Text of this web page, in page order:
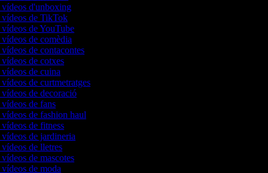
vídeos d'unboxing
vídeos de TikTok
vídeos de YouTube
vídeos de comèdia
vídeos de contacontes
vídeos de cotxes
vídeos de cuina
vídeos de curtmetratges
vídeos de decoració
vídeos de fans
vídeos de fashion haul
vídeos de fitness
vídeos de jardineria
vídeos de lletres
vídeos de mascotes
vídeos de moda